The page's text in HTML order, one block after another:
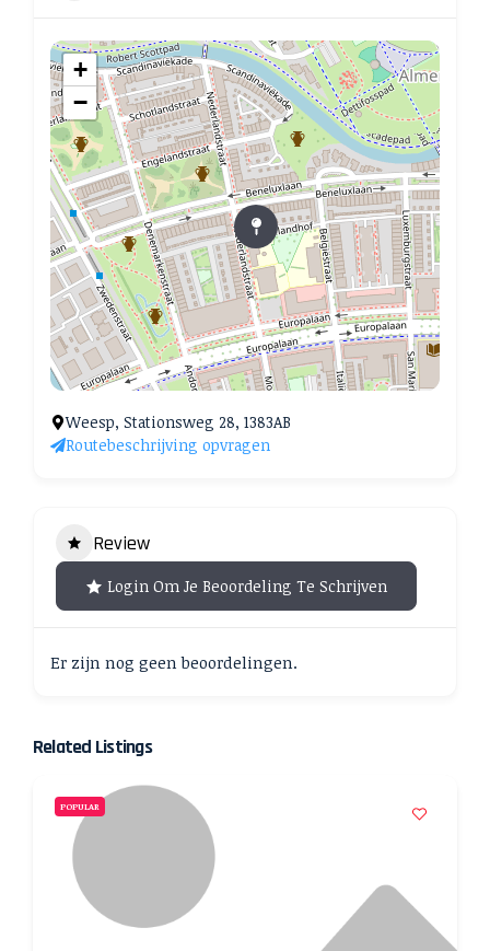
+
−
Weesp, Stationsweg 28, 1383AB
Routebeschrijving opvragen
Review
Login Om Je Beoordeling Te Schrijven
Er zijn nog geen beoordelingen.
Related Listings
POPULAR